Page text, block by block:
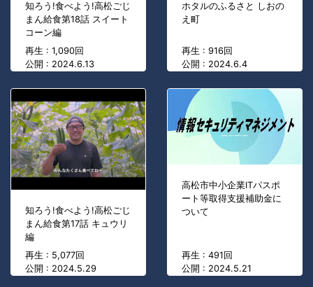
知ろう!食べよう!高松ごじ
まん給食第18話 スイート
コーン編
再生 : 1,090回
公開 : 2024.6.13
ホタルのふるさと しおの
え町
再生 : 916回
公開 : 2024.6.4
知ろう!食べよう!高松ごじ
まん給食第17話 キュウリ
編
再生 : 5,077回
公開 : 2024.5.29
高松市中小企業ITパスポ
ート等取得支援補助金に
ついて
再生 : 491回
公開 : 2024.5.21